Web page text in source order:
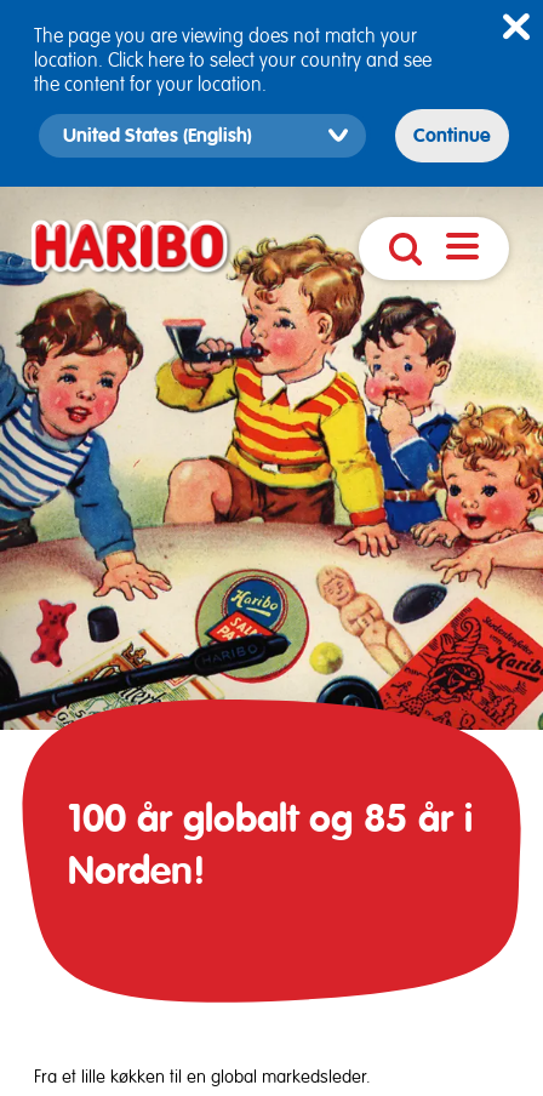
Søg
Åbn
100 år globalt og 85 år i
Norden!
Fra et lille køkken til en global markedsleder.
The page you are viewing does not match your
location. Click here to select your country and see
the content for your location.
Select
country
Continue